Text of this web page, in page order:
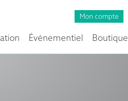
Mon compte
Événementiel Boutique